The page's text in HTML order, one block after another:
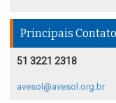
Principais
51 3221 2318
avesol@avesol.org.br